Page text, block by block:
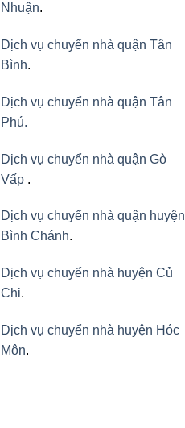
Nhuận.
Dịch vụ chuyển nhà quận Tân
Bình.
Dịch vụ chuyển nhà quận Tân
Phú.
Dịch vụ chuyển nhà quận Gò
Vấp .
Dịch vụ chuyển nhà quận huyện
Bình Chánh.
Dịch vụ chuyển nhà huyện Củ
Chi.
Dịch vụ chuyển nhà huyện Hóc
Môn.